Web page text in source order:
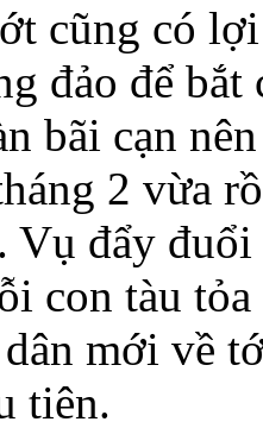
cũng có
đảo để
bãi cạn
2 vừa
Vụ đẩy
con tàu
mới về
tiên.